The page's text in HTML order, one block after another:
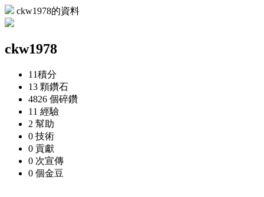
ckw1978的資料
ckw1978
11積分
13 顆鑽石
4826 個碎鑽
11 經驗
2 幫助
0 技術
0 貢獻
0 次宣傳
0 個金豆